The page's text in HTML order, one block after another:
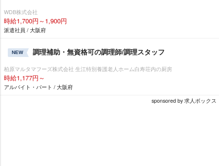
WDB株式会社
時給1,700円～1,900円
派遣社員 / 大阪府
NEW 調理補助・無資格可の調理師/調理スタッフ
柏原マルタマフーズ株式会社 生江特別養護老人ホーム白寿荘内の厨房
時給1,177円～
アルバイト・パート / 大阪府
sponsored by 求人ボックス